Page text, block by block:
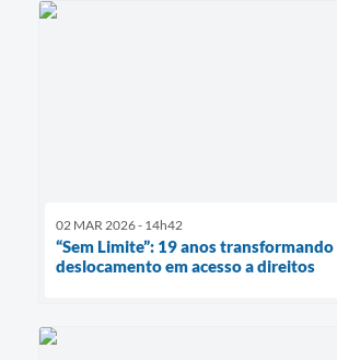
02 MAR 2026 - 14h42
“Sem Limite”: 19 anos transformando
deslocamento em acesso a direitos